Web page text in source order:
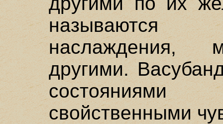
называются
наслаждения,
другими.
свойственными